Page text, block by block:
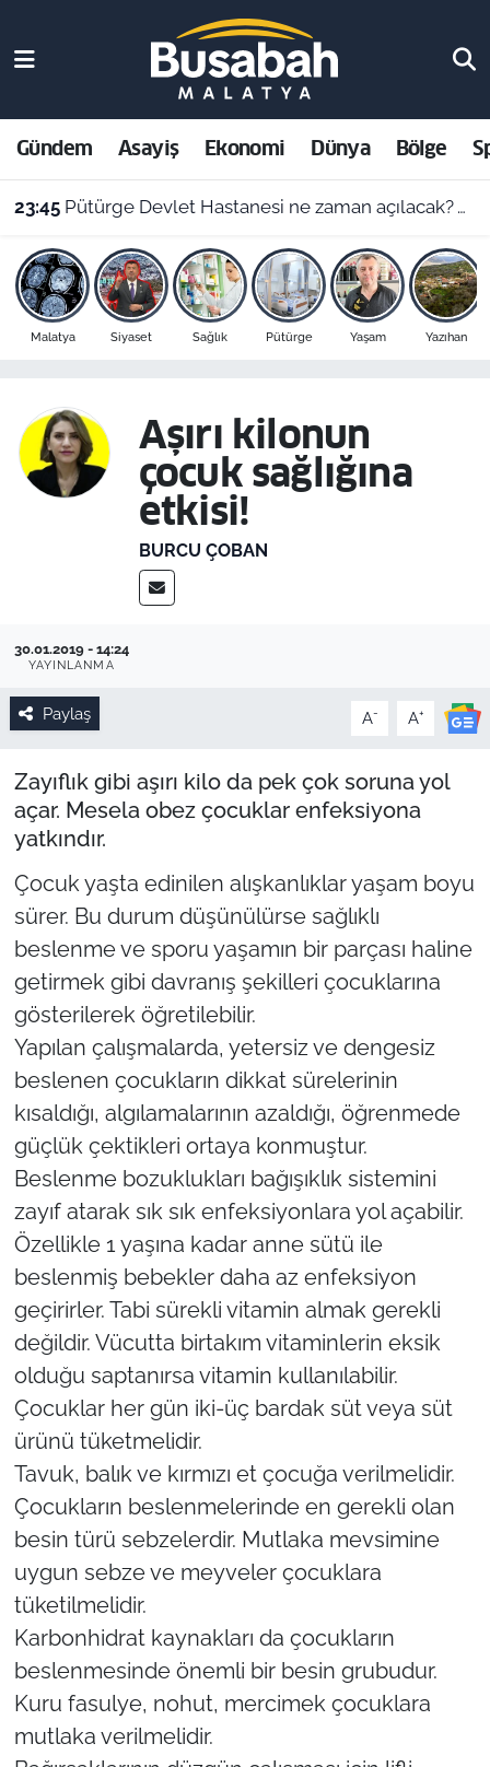
Gündem Asayiş Ekonomi Dünya Bölge
23:45 Pütürge Devlet Hastanesi ne zaman açılacak? Vali Yavuz açıkladı
Malatya Siyaset Sağlık Pütürge Yaşam Yazıhan
Așırı kilonun
çocuk sağlığına
etkisi!
BURCU ÇOBAN
30.01.2019 - 14:24
YAYINLANMA
Paylaş A- A+
Zayıflık gibi aşırı kilo da pek çok soruna yol
açar. Mesela obez çocuklar enfeksiyona
yatkındır.
Çocuk yaşta edinilen alışkanlıklar yaşam boyu
sürer. Bu durum düşünülürse sağlıklı
beslenme ve sporu yaşamın bir parçası haline
getirmek gibi davranış şekilleri çocuklarına
gösterilerek öğretilebilir.
Yapılan çalışmalarda, yetersiz ve dengesiz
beslenen çocukların dikkat sürelerinin
kısaldığı, algılamalarının azaldığı, öğrenmede
güçlük çektikleri ortaya konmuştur.
Beslenme bozuklukları bağışıklık sistemini
zayıf atarak sık sık enfeksiyonlara yol açabilir.
Özellikle 1 yaşına kadar anne sütü ile
beslenmiş bebekler daha az enfeksiyon
geçirirler. Tabi sürekli vitamin almak gerekli
değildir. Vücutta birtakım vitaminlerin eksik
olduğu saptanırsa vitamin kullanılabilir.
Çocuklar her gün iki-üç bardak süt veya süt
ürünü tüketmelidir.
Tavuk, balık ve kırmızı et çocuğa verilmelidir.
Çocukların beslenmelerinde en gerekli olan
besin türü sebzelerdir. Mutlaka mevsimine
uygun sebze ve meyveler çocuklara
tüketilmelidir.
Karbonhidrat kaynakları da çocukların
beslenmesinde önemli bir besin grubudur.
Kuru fasulye, nohut, mercimek çocuklara
mutlaka verilmelidir.
Asayiş
Ekonomi
Dünya
Bölge
Resmi İlanlar
Malatya Nöbetçi Eczaneler
Malatya Hava Durumu
Malatya Namaz Vakitleri
Malatya Trafik Yoğunluk Haritası
Süper Lig Puan Durumu ve Fikstür
Son Dakika Haberleri
Haber Arşivi